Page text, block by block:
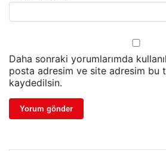
Daha sonraki yorumlarımda
posta adresim ve site adresim bu
kaydedilsin.